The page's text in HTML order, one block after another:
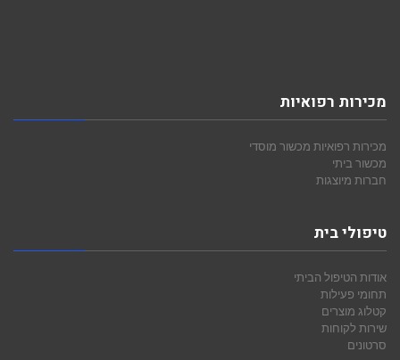
מכירות רפואיות
מכירות רפואיות מכשור מוסדי
מכשור ביתי
חברות מיוצגות
טיפולי בית
אודות הטיפול הביתי
תחומי פעילות
קטלוג מוצרים
שירות לקוחות
סרטונים